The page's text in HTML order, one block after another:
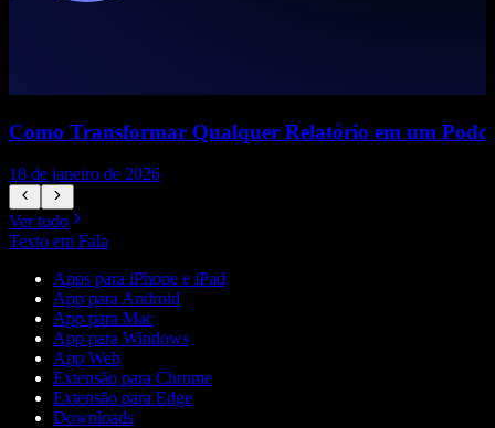
Como Transformar Qualquer Relatório em um
18 de janeiro de 2026
Ver tudo
Texto em Fala
Apps para iPhone e iPad
App para Android
App para Mac
App para Windows
App Web
Extensão para Chrome
Extensão para Edge
Downloads